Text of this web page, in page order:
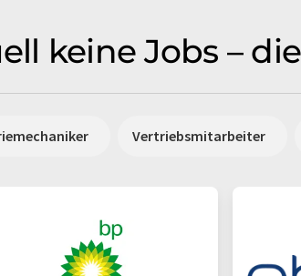
keine Jobs –
Vertriebsmitarbeiter